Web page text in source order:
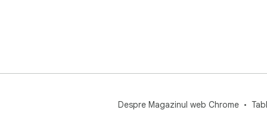
Despre Magazinul web Chrome